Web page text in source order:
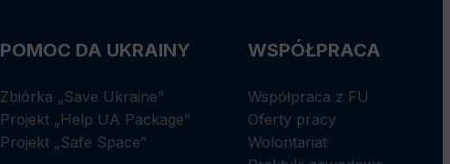
POMOC DA UKRAINY
Zbiórka „Save Ukraine”
Projekt „Help UA Package”
Projekt „Safe Space”
WSPÓŁPRACA
Współpraca z FU
Oferty pracy
Wolontariat